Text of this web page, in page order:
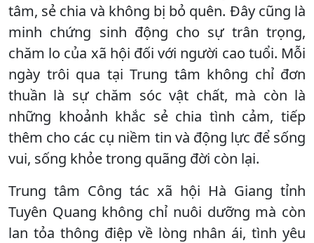
tâm, sẻ chia và không bị bỏ quên. Đây cũng là
minh chứng sinh động cho sự trân trọng,
chăm lo của xã hội đối với người cao tuổi. Mỗi
ngày trôi qua tại Trung tâm không chỉ đơn
thuần là sự chăm sóc vật chất, mà còn là
những khoảnh khắc sẻ chia tình cảm, tiếp
thêm cho các cụ niềm tin và động lực để sống
vui, sống khỏe trong quãng đời còn lại.
Trung tâm Công tác xã hội Hà Giang tỉnh
Tuyên Quang không chỉ nuôi dưỡng mà còn
lan tỏa thông điệp về lòng nhân ái, tình yêu